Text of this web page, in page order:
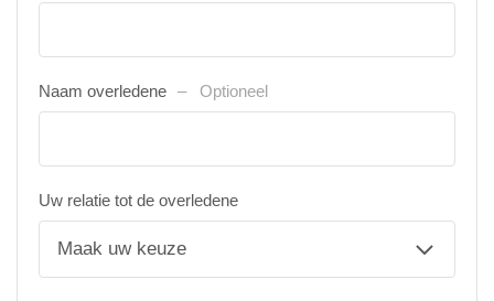
Naam overledene Optioneel
Uw relatie tot de overledene